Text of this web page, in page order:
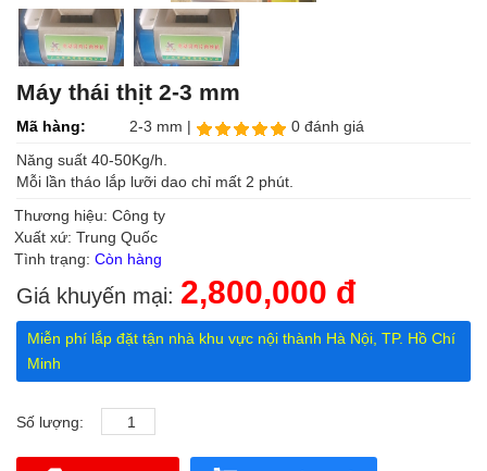
Máy thái thịt 2-3 mm
Mã hàng: 2-3 mm |
0 đánh giá
Năng suất 40-50Kg/h.
Mỗi lần tháo lắp lưỡi dao chỉ mất 2 phút.
Thương hiệu: Công ty
Xuất xứ: Trung Quốc
Tình trạng: Còn hàng
Giá khuyến mại: 2,800,000 đ
Miễn phí lắp đặt tận nhà khu vực nội thành Hà Nội, TP. Hồ Chí
Minh
Số lượng: